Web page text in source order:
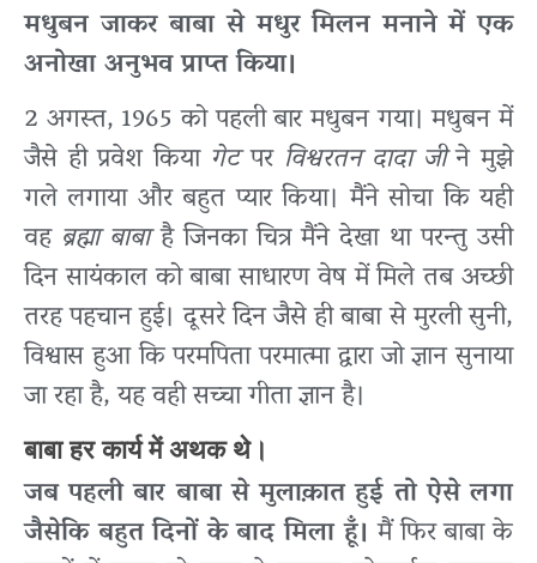
मधुबन जाकर बाबा से मधुर मिलन मनाने में एक
अनोखा अनुभव प्राप्त किया।
2 अगस्त, 1965 को पहली बार मधुबन गया। मधुबन में
जैसे ही प्रवेश किया गेटपर विश्वरतन दादा जीने मुझे
गले लगाया और बहुत प्यार किया। मैंने सोचा कि यही
वह ब्रह्मा बाबाहै जिनका चित्र मैंने देखा था परन्तु उसी
दिन सायंकाल को बाबा साधारण वेष में मिले तब अच्छी
तरह पहचान हुई। दूसरे दिन जैसे ही बाबा से मुरली सुनी,
विश्वास हुआ कि परमपिता परमात्मा द्वारा जो ज्ञान सुनाया
जा रहा है, यह वही सच्चा गीता ज्ञान है।
बाबा हर कार्य में अथक थे।
जब पहली बार बाबा से मुलाक़ात हुई तो ऐसे लगा
जैसेकि बहुत दिनों के बाद मिला हूँ। मैं फिर बाबा के